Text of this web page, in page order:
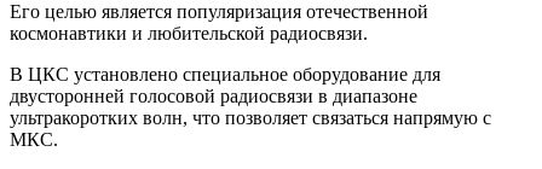
Его целью является популяризация отечественной
космонавтики и любительской радиосвязи.
В ЦКС установлено специальное оборудование для
двусторонней голосовой радиосвязи в диапазоне
ультракоротких волн, что позволяет связаться напрямую с
МКС.